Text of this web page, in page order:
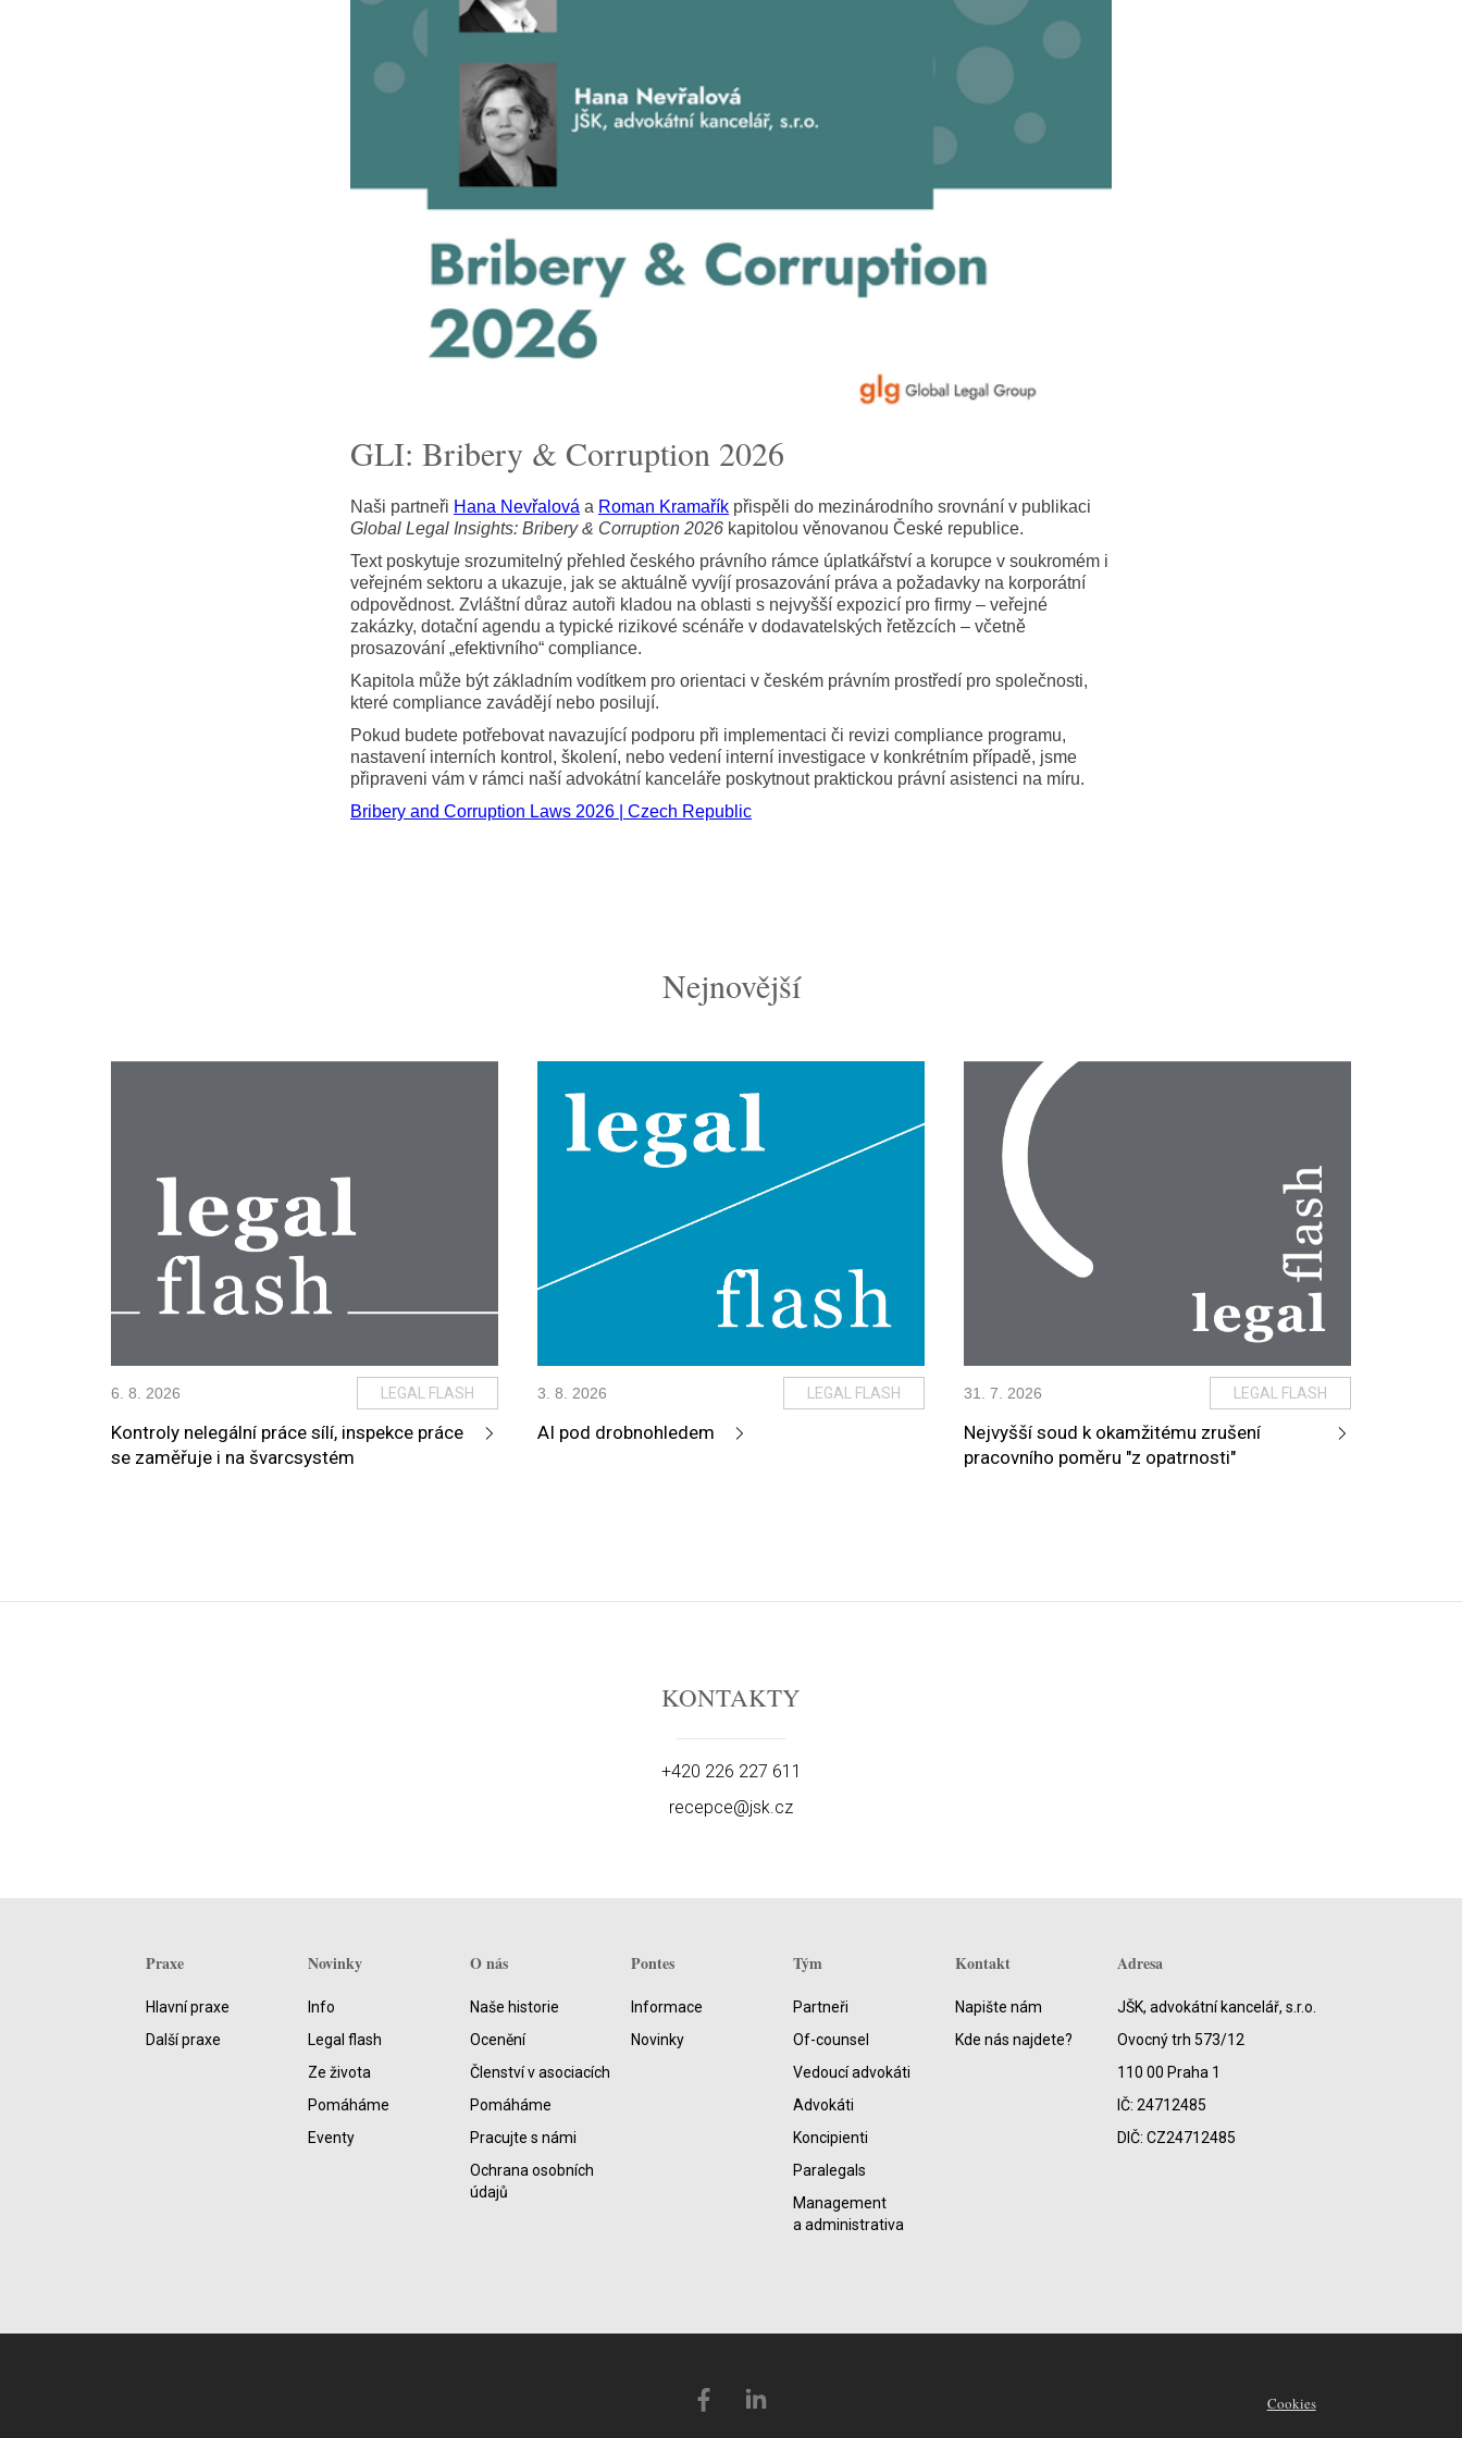
GLI: Bribery & Corruption 2026
Naši partneři Hana Nevřalová a Roman Kramařík přispěli do mezinárodního srovnání v publikaci
Global Legal Insights: Bribery & Corruption 2026 kapitolou věnovanou České republice.
Text poskytuje srozumitelný přehled českého právního rámce úplatkářství a korupce v soukromém i
veřejném sektoru a ukazuje, jak se aktuálně vyvíjí prosazování práva a požadavky na korporátní
odpovědnost. Zvláštní důraz autoři kladou na oblasti s nejvyšší expozicí pro firmy – veřejné
zakázky, dotační agendu a typické rizikové scénáře v dodavatelských řetězcích – včetně
prosazování „efektivního“ compliance.
Kapitola může být základním vodítkem pro orientaci v českém právním prostředí pro společnosti,
které compliance zavádějí nebo posilují.
Pokud budete potřebovat navazující podporu při implementaci či revizi compliance programu,
nastavení interních kontrol, školení, nebo vedení interní investigace v konkrétním případě, jsme
připraveni vám v rámci naší advokátní kanceláře poskytnout praktickou právní asistenci na míru.
Bribery and Corruption Laws 2026 | Czech Republic
Nejnovější
6 8 2026 LEGAL FLASH
Kontroly nelegální práce sílí, inspekce práce
se zaměřuje i na švarcsystém
3 8 2026 LEGAL FLASH
AI pod drobnohledem
31 7 2026 LEGAL FLASH
Nejvyšší soud k okamžitému zrušení
pracovního poměru "z opatrnosti"
KONTAKTY
+420 226 227 611
recepce@jsk.cz
Praxe
Hlavní praxe
Další praxe
Novinky
Info
Legal flash
Ze života
Pomáháme
Eventy
O nás
Naše historie
Ocenění
Členství v asociacích
Pomáháme
Pracujte s námi
Ochrana osobních
údajů
Pontes
Informace
Novinky
Tým
Partneři
Of-counsel
Vedoucí advokáti
Advokáti
Koncipienti
Paralegals
Management
a administrativa
Kontakt
Napište nám
Kde nás najdete?
Adresa
JŠK, advokátní kancelář, s.r.o.
Ovocný trh 573/12
110 00 Praha 1
IČ: 24712485
DIČ: CZ24712485
Cookies